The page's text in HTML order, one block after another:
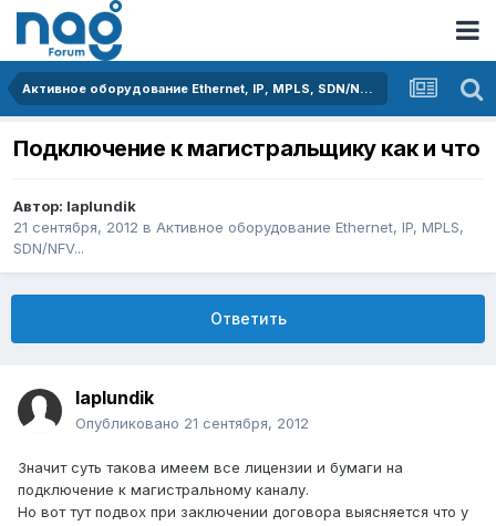
Активное оборудование Ethernet, IP, MPLS, SDN/NFV...
Подключение к магистральщику как и что
Автор: laplundik
21 сентября, 2012 в Активное оборудование Ethernet, IP, MPLS,
SDN/NFV...
Ответить
laplundik
Опубликовано 21 сентября, 2012
Значит суть такова имеем все лицензии и бумаги на
подключение к магистральному каналу.
Но вот тут подвох при заключении договора выясняется что у